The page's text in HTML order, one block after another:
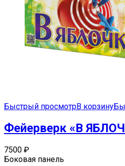
Быстрый просмотрВ корзину
Фейерверк «В
7500 ₽
Боковая панель